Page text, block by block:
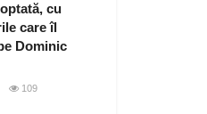
cu
care îl
Dominic
109